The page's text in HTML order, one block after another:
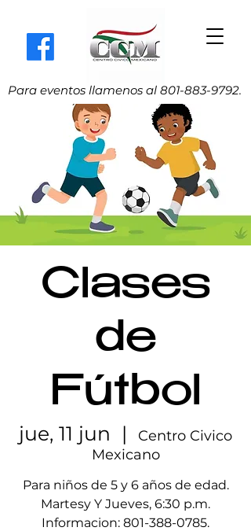
Para eventos llamenos al 801-883-9792.
Clases
de
Fútbol
jue, 11 jun
  |
Centro Civico
Mexicano
Para niños de 5 y 6 años de edad.
Martesy Y Jueves, 6:30 p.m.
Informacion: 801-388-0785.